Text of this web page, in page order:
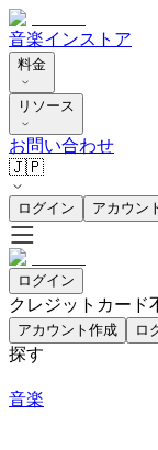
音楽インストア
料金
リソース
お問い合わせ
🇯🇵
ログイン アカウン
ログイン
クレジットカード
アカウント作成 ロ
探す
音楽